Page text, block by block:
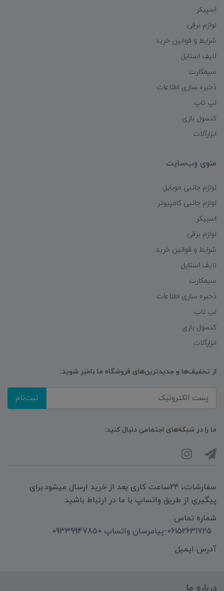
اسپیکر
لوازم برقی
شرایط و قوانین خرید
لایف استایل
سیمکارت
ذخیره سازی اطلاعات
لپ تاپ
کنسول بازی
ابزارآلات
منوی وب‌سایت
لوازم جانبی موبایل
لوازم جانبی کامپیوتر
اسپیکر
لوازم برقی
شرایط و قوانین خرید
لایف استایل
سیمکارت
ذخیره سازی اطلاعات
لپ تاپ
کنسول بازی
ابزارآلات
از تخفیف‌ها و جدیدترین‌های فروشگاه ما باخبر شوید:
ثبت‌نام
ما را در شبکه‌های اجتماعی دنبال کنید:
سفارشات، 24ساعت کاری بعد از خرید ارسال میشود.برای
پیگیری از طریق واتساپ با ما در ارتباط باشید
شماره تماس:
06152631725-پیامرسان واتساپ 09339947850
آدرس ایمیل:
درباره ما